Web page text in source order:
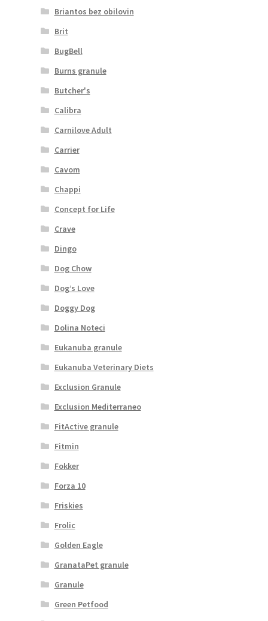
Briantos bez obilovin
Brit
BugBell
Burns granule
Butcher's
Calibra
Carnilove Adult
Carrier
Cavom
Chappi
Concept for Life
Crave
Dingo
Dog Chow
Dog’s Love
Doggy Dog
Dolina Noteci
Eukanuba granule
Eukanuba Veterinary Diets
Exclusion Granule
Exclusion Mediterraneo
FitActive granule
Fitmin
Fokker
Forza 10
Friskies
Frolic
Golden Eagle
GranataPet granule
Granule
Green Petfood